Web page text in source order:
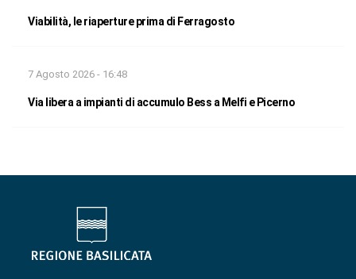
Viabilità, le riaperture prima di Ferragosto
7 Agosto 2026 - 16:48
Via libera a impianti di accumulo Bess a Melfi e Picerno